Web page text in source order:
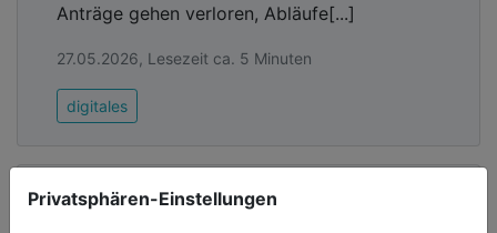
Privatsphären-Einstellungen
Anträge gehen verloren, Abläufe[...]
27.05.2026, Lesezeit ca. 5 Minuten
digitales